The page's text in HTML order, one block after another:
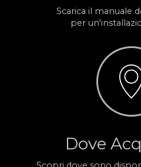
Scarica il manuale
per
Dove